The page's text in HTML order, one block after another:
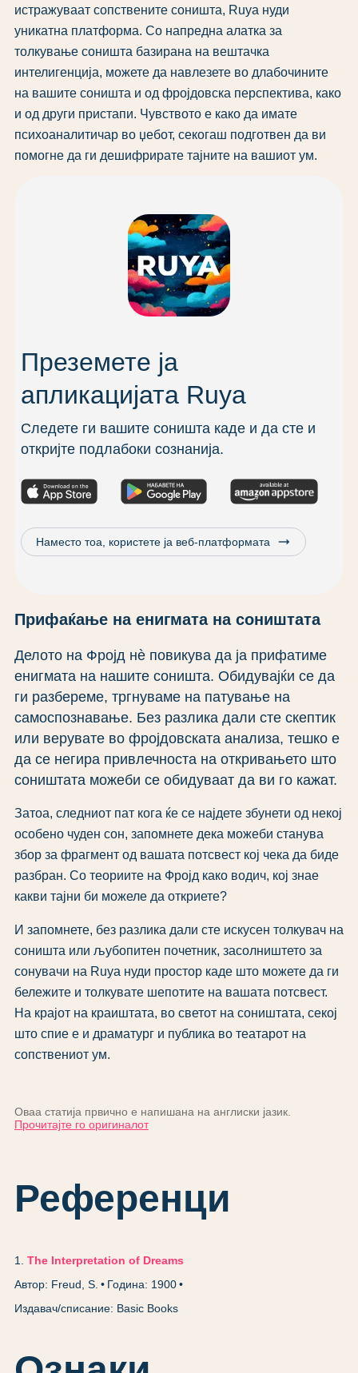
истражуваат сопствените соништа, Ruya нуди
уникатна платформа. Со напредна алатка за
толкување соништа базирана на вештачка
интелигенција, можете да навлезете во длабочините
на вашите соништа и од фројдовска перспектива, како
и од други пристапи. Чувството е како да имате
психоаналитичар во џебот, секогаш подготвен да ви
помогне да ги дешифрирате тајните на вашиот ум.
Преземете ја
апликацијата Ruya
Следете ги вашите соништа каде и да сте и
откријте подлабоки сознанија.
Наместо тоа, користете ја веб-платформата trending_flat
Прифаќање на енигмата на соништата
Делото на Фројд нѐ повикува да ја прифатиме
енигмата на нашите соништа. Обидувајќи се да
ги разбереме, тргнуваме на патување на
самоспознавање. Без разлика дали сте скептик
или верувате во фројдовската анализа, тешко е
да се негира привлечноста на откривањето што
соништата можеби се обидуваат да ви го кажат.
Затоа, следниот пат кога ќе се најдете збунети од некој
особено чуден сон, запомнете дека можеби станува
збор за фрагмент од вашата потсвест кој чека да биде
разбран. Со теориите на Фројд како водич, кој знае
какви тајни би можеле да откриете?
И запомнете, без разлика дали сте искусен толкувач на
соништа или љубопитен почетник, засолништето за
сонувачи на Ruya нуди простор каде што можете да ги
бележите и толкувате шепотите на вашата потсвест.
На крајот на краиштата, во светот на соништата, секој
што спие е и драматург и публика во театарот на
сопствениот ум.
Оваа статија првично е напишана на англиски јазик.
Прочитајте го оригиналот
Референци
1. The Interpretation of Dreams
Автор: Freud, S.
Година: 1900
Издавач/списание: Basic Books